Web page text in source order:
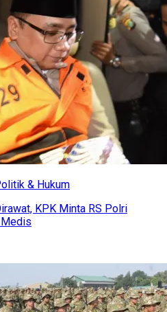
& Hukum
KPK Minta RS Polri